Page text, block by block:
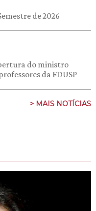
de 2026
do ministro
da FDUSP
> MAIS NOTÍCIAS